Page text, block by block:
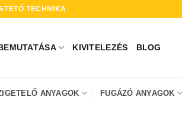
TECHNIKA
KIVITELEZÉS BLOG
ANYAGOK FUGÁZÓ ANYAGOK